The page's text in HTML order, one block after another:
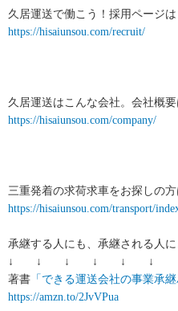
久居運送で働こう！採用ページは
https://hisaiunsou.com/recruit/
久居運送はこんな会社。会社概要
https://hisaiunsou.com/company/
三重発着の求荷求車をお探しの方
https://hisaiunsou.com/transport/
承継する人にも、承継される人
↓ ↓ ↓ ↓ ↓ ↓
著書 「できる運送会社の事業承継
https://amzn.to/2JvVPua